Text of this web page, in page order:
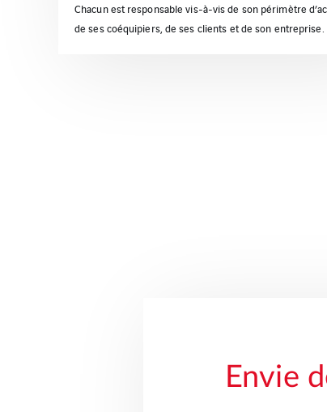
Chacun est responsable vis-à-vis de son périmètre
de ses coéquipiers, de ses clients et de son entreprise.
Envie